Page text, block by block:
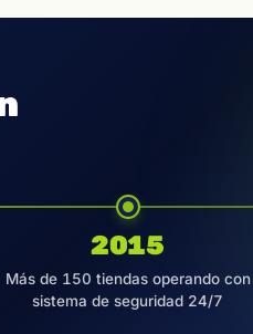
2015
Más de 150 tiendas operando con
sistema de seguridad 24/7